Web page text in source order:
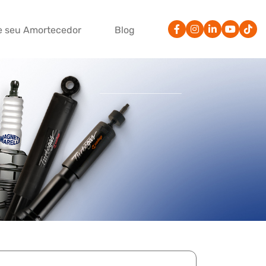
seu Amortecedor Blog